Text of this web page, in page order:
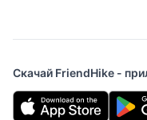
Скачай FriendHike -